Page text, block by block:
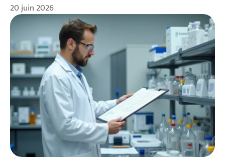
20 juin 2026